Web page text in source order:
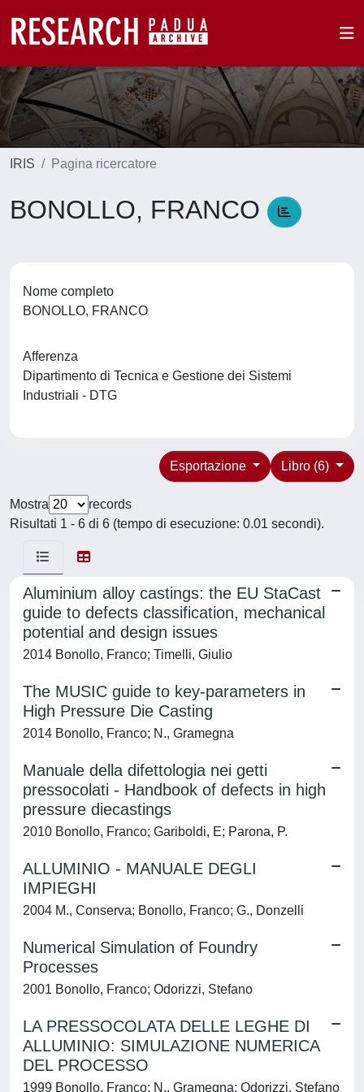
IRIS Pagina ricercatore
BONOLLO, FRANCO
Nome completo
BONOLLO, FRANCO
Afferenza
Dipartimento di Tecnica e Gestione dei Sistemi
Industriali - DTG
Libro (6)
Esportazione
Mostra
records
Risultati 1 - 6 di 6 (tempo di esecuzione: 0.01 secondi).
Aluminium alloy castings: the EU StaCast
guide to defects classification, mechanical
potential and design issues
2014 Bonollo, Franco; Timelli, Giulio
The MUSIC guide to key-parameters in
High Pressure Die Casting
2014 Bonollo, Franco; N., Gramegna
Manuale della difettologia nei getti
pressocolati - Handbook of defects in high
pressure diecastings
2010 Bonollo, Franco; Gariboldi, E; Parona, P.
ALLUMINIO - MANUALE DEGLI
IMPIEGHI
2004 M., Conserva; Bonollo, Franco; G., Donzelli
Numerical Simulation of Foundry
Processes
2001 Bonollo, Franco; Odorizzi, Stefano
LA PRESSOCOLATA DELLE LEGHE DI
ALLUMINIO: SIMULAZIONE NUMERICA
DEL PROCESSO
1999 Bonollo, Franco; N., Gramegna; Odorizzi, Stefano